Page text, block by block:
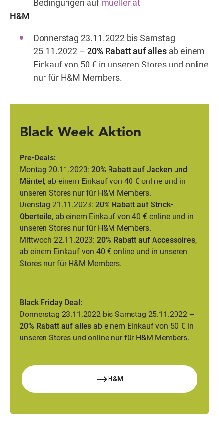
Bedingungen aufmueller.at
H&M
Donnerstag 23.11.2022 bis Samstag
25.11.2022 – 20% Rabatt auf alles ab einem
Einkauf von 50 € in unseren Stores und online
nur für H&M Members.
Black Week Aktion
Pre-Deals:
Montag 20.11.2023: 20% Rabatt auf Jacken und
Mäntel, ab einem Einkauf von 40 € online und in
unseren Stores nur für H&M Members.
Dienstag 21.11.2023: 20% Rabatt auf Strick-
Oberteile, ab einem Einkauf von 40 € online und in
unseren Stores nur für H&M Members.
Mittwoch 22.11.2023: 20% Rabatt auf Accessoires,
ab einem Einkauf von 40 € online und in unseren
Stores nur für H&M Members.
Black Friday Deal:
Donnerstag 23.11.2022 bis Samstag 25.11.2022 –
20% Rabatt auf alles ab einem Einkauf von 50 € in
unseren Stores und online nur für H&M Members.
H&M